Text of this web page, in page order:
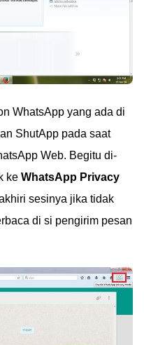
WhatsApp yang ada di
ShutApp pada saat
Web. Begitu di-
ke WhatsApp Privacy
sesinya jika tidak
di si pengirim pesan